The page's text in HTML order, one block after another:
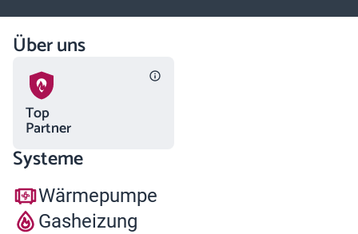
Über uns
Top
Partner
Systeme
Wärmepumpe
Gasheizung